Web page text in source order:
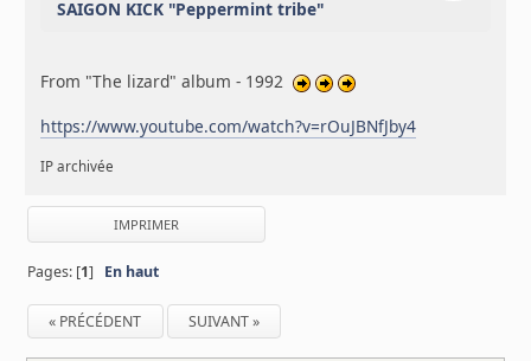
SAIGON KICK "Peppermint tribe"
From "The lizard" album - 1992
https://www.youtube.com/watch?v=rOuJBNfJby4
IP archivée
IMPRIMER
Pages: [1] En haut
« PRÉCÉDENT SUIVANT »